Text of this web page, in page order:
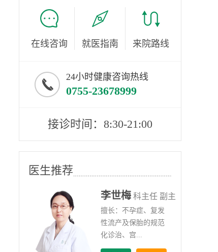
在线咨询 就医指南 来院路线
24小时健康咨询热线
0755-23678999
接诊时间：8:30-21:00
医生推荐
李世梅 科主任 副主
任医师
擅长：不孕症、复发
性流产及保胎的规范
化诊治、宫...